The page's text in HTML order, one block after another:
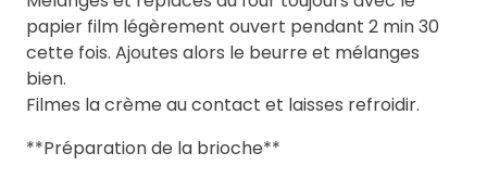
papier film légèrement ouvert pendant 2 min 30
cette fois. Ajoutes alors le beurre et mélanges
bien.
Filmes la crème au contact et laisses refroidir.
**Préparation de la brioche**